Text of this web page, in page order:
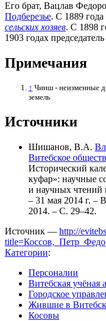
Его брат, Вацлав
Подберезье. С 1889 года
сельских хозяев. С 1898
1903 годах
Примечания
↑ Чинш - неизменные
земель
Источники
Шишанов, В.А.
Витебское
Исторический
куфар»: научные
и научных чтений
– 31 мая 2014 г.
2014. – С. 29–42.
Источник — http://
Категории:
Персоналии
Витебская учёная
Городское
Жившие в
Косовы